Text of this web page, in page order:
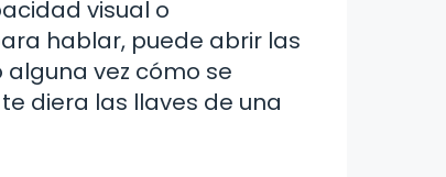
visual o
hablar, puede abrir las
vez cómo se
diera las llaves de una